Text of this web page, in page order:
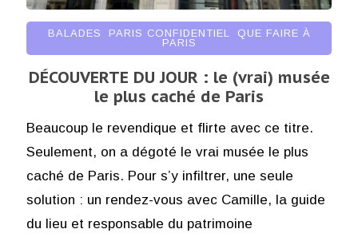
BALADES PARIS CONFIDENTIEL
QUE FAIRE À
PARIS
DÉCOUVERTE DU JOUR : le (vrai) musée
le plus caché de Paris
Beaucoup le revendique et flirte avec ce titre.
Seulement, on a dégoté le vrai musée le plus
caché de Paris. Pour s’y infiltrer, une seule
solution : un rendez-vous avec Camille, la guide
du lieu et responsable du patrimoine